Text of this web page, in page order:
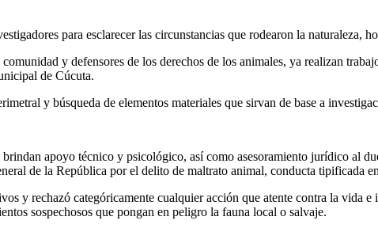
para esclarecer las circunstancias que rodearon la naturaleza,
y defensores de los derechos de los animales, ya realizan
de Cúcuta.
y búsqueda de elementos materiales que sirvan de base a
apoyo técnico y psicológico, así como asesoramiento jurídico al
de la República por el delito de maltrato animal, conducta tipificada
y rechazó categóricamente cualquier acción que atente contra la vida
sospechosos que pongan en peligro la fauna local o salvaje.